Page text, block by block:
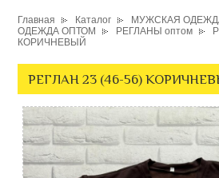
Главная Каталог МУЖСКАЯ
ОДЕЖДА ОПТОМ
РЕГЛАНЫ оптом
КОРИЧНЕВЫЙ
РЕГЛАН 23 (46-56)